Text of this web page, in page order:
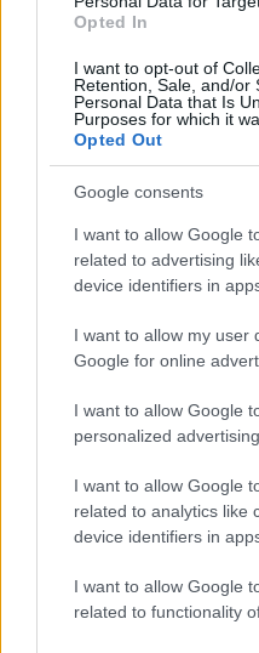
Opted In
I want to opt-out of
Retention, Sale, and/or
Personal Data that Is
Purposes for which it
Opted Out
Google consents
I want to allow Google
related to advertising
device identifiers in
I want to allow my user
Google for online
I want to allow Google
personalized advertising.
I want to allow Google
related to analytics like
device identifiers in
I want to allow Google
related to functionality
szent johannai karakterét
Bakonyi Csilla
Fotó: Jászai Mari Színház,
Crespo Rodrigo úgy véli: a
legnagyobb kihívás. ?A
valójában kezdődik. Lina és
rejlik az elmúlt húsz év
jelennie.?
A közönség december 14-
becsület és
válaszok, hanem számos
öngyilkossághoz vezető út